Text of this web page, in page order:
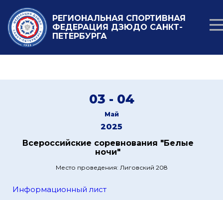
РЕГИОНАЛЬНАЯ СПОРТИВНАЯ
ФЕДЕРАЦИЯ ДЗЮДО САНКТ-
ПЕТЕРБУРГА
03 - 04
Май
2025
Всероссийские соревнования "Белые
ночи"
Место проведения: Лиговский 208
Информационный лист